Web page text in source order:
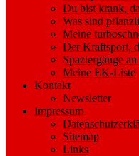
Du bist krank,
Was sind
Meine
Der Kraftsport,
Spaziergänge
Meine EK-Liste
Kontakt
Newsletter
Impressum
Sitemap
Links